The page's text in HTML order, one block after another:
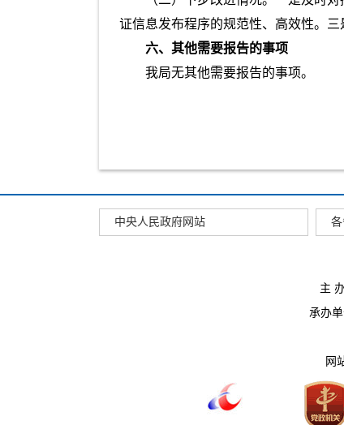
证信息发布程序的规范性、高效性。
六、其他需要报告的事项
我局无其他需要报告的事项。
中央人民政府网站
主
承办
网